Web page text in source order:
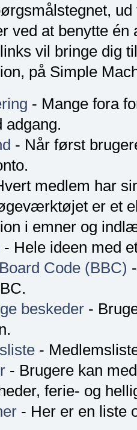
ved at benytte
vil bringe dig
på Simple
- Mange fora
adgang.
- Når først
medlem har
er et
i emner og
- Hele ideen med
Code (BBC)
beskeder -
-
- Brugere kan
ferie- og
- Her er en liste